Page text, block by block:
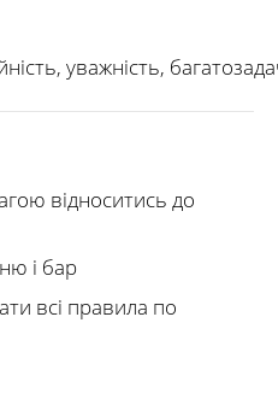
уважність,
відноситись до
і бар
всі правила по